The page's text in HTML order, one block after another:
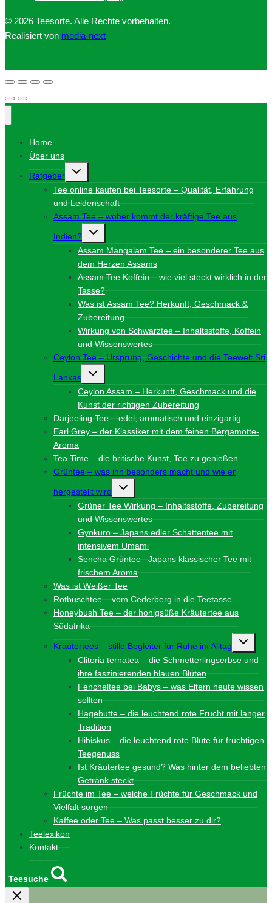
© 2026 Teesorte. Alle Rechte vorbehalten.
Realisiert von media-next
Home
Über uns
Ratgeber
Untermenü
umschalten
Tee online kaufen bei Teesorte – Qualität, Erfahrung
und Leidenschaft
Assam Tee – woher kommt der kräftige Tee aus
Indien?
Untermenü
umschalten
Assam Mangalam Tee – ein besonderer Tee aus
dem Herzen Assams
Assam Tee Koffein – wie viel steckt wirklich in der
Tasse?
Was ist Assam Tee? Herkunft, Geschmack &
Zubereitung
Wirkung von Schwarztee – Inhaltsstoffe, Koffein
und Wissenswertes
Ceylon Tee – Ursprung, Geschichte und die Teewelt Sri
Lankas
Untermenü
umschalten
Ceylon Assam – Herkunft, Geschmack und die
Kunst der richtigen Zubereitung
Darjeeling Tee – edel, aromatisch und einzigartig
Earl Grey – der Klassiker mit dem feinen Bergamotte-
Aroma
Tea Time – die britische Kunst, Tee zu genießen
Grüntee – was ihn besonders macht und wie er
hergestellt wird
Untermenü
umschalten
Grüner Tee Wirkung – Inhaltsstoffe, Zubereitung
und Wissenswertes
Gyokuro – Japans edler Schattentee mit
intensivem Umami
Sencha Grüntee– Japans klassischer Tee mit
frischem Aroma
Was ist Weißer Tee
Rotbuschtee – vom Cederberg in die Teetasse
Honeybush Tee – der honigsüße Kräutertee aus
Südafrika
Kräutertees – stille Begleiter für Ruhe im Alltag
Clitoria ternatea – die Schmetterlingserbse und
ihre faszinierenden blauen Blüten
Fencheltee bei Babys – was Eltern heute wissen
sollten
Hagebutte – die leuchtend rote Frucht mit langer
Tradition
Hibiskus – die leuchtend rote Blüte für fruchtigen
Teegenuss
Ist Kräutertee gesund? Was hinter dem beliebten
Getränk steckt
Früchte im Tee – welche Früchte für Geschmack und
Vielfalt sorgen
Kaffee oder Tee – Was passt besser zu dir?
Teelexikon
Kontakt
Teesuche